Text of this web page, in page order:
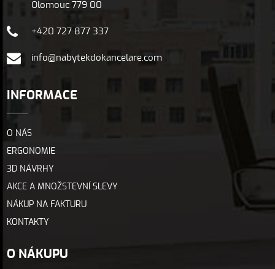
Olomouc 779 00
+420 727 877 337
info@nabytekdokancelare.com
INFORMACE
O NÁS
ERGONOMIE
3D NÁVRHY
AKCE A MNOŽSTEVNÍ SLEVY
NÁKUP NA FAKTURU
KONTAKTY
O NÁKUPU